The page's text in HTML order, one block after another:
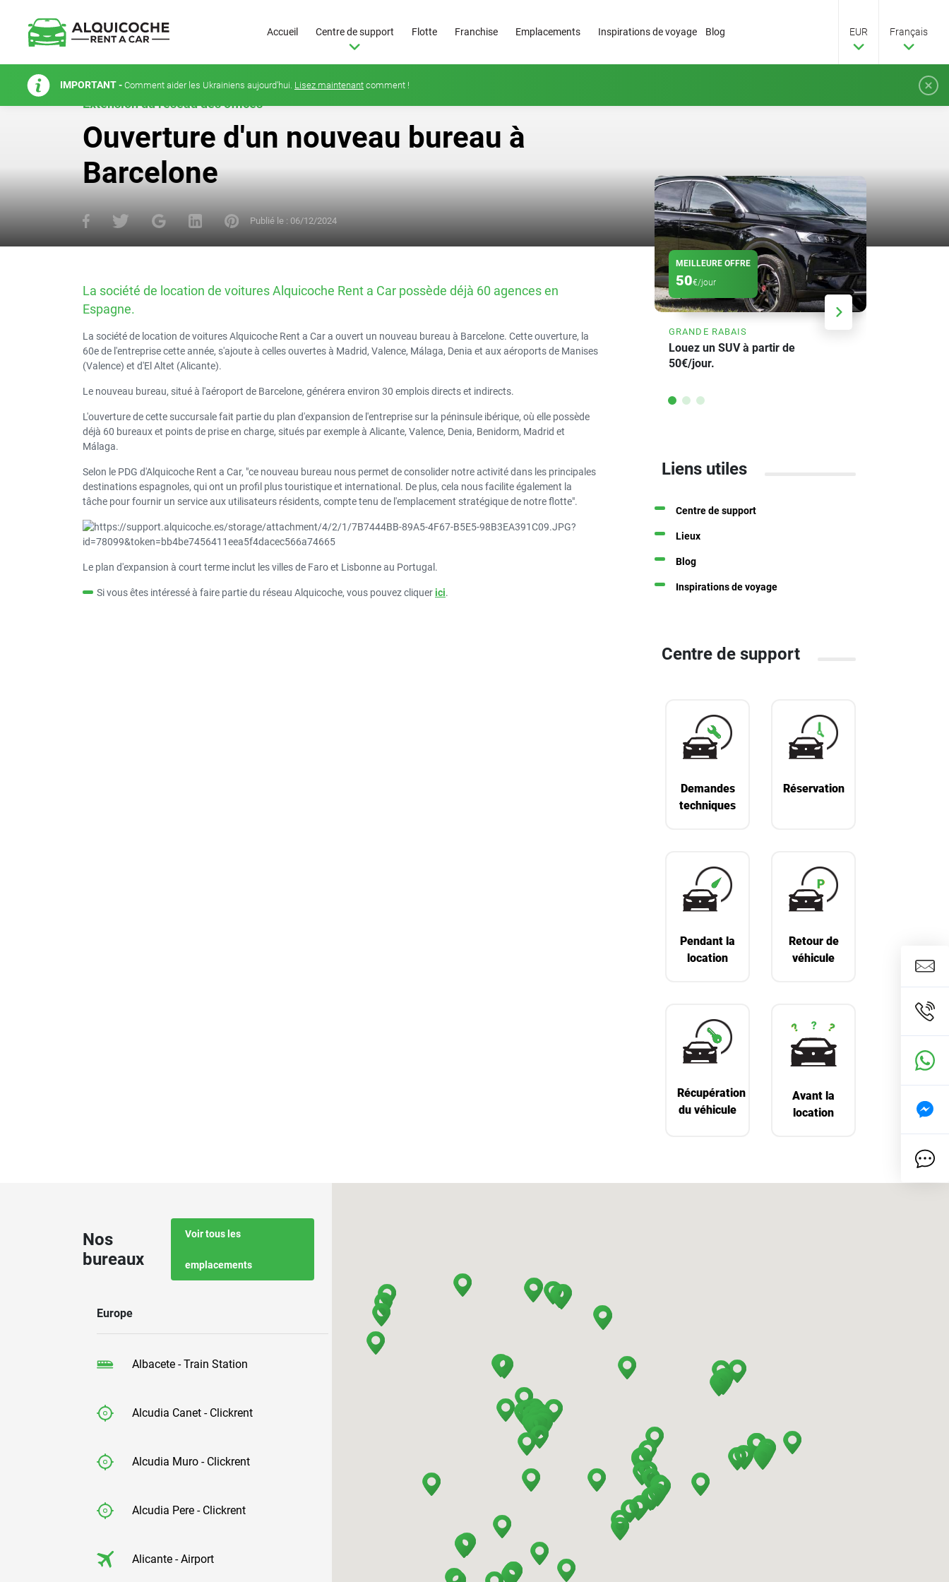
Accueil Centre de support Flotte Franchise Emplacements Inspirations de voyage Blog EUR Français
IMPORTANT - Comment aider les Ukrainiens aujourd'hui. Lisez maintenant comment !
Extension du réseau des offices
Ouverture d'un nouveau bureau à
Barcelone
Publié le : 06/12/2024
La société de location de voitures Alquicoche Rent a Car possède déjà 60 agences en
Espagne.
La société de location de voitures Alquicoche Rent a Car a ouvert un nouveau bureau à Barcelone. Cette ouverture, la
60e de l'entreprise cette année, s'ajoute à celles ouvertes à Madrid, Valence, Málaga, Denia et aux aéroports de Manises
(Valence) et d'El Altet (Alicante).
Le nouveau bureau, situé à l'aéroport de Barcelone, générera environ 30 emplois directs et indirects.
L'ouverture de cette succursale fait partie du plan d'expansion de l'entreprise sur la péninsule ibérique, où elle possède
déjà 60 bureaux et points de prise en charge, situés par exemple à Alicante, Valence, Denia, Benidorm, Madrid et
Málaga.
Selon le PDG d'Alquicoche Rent a Car, "ce nouveau bureau nous permet de consolider notre activité dans les principales
destinations espagnoles, qui ont un profil plus touristique et international. De plus, cela nous facilite également la
tâche pour fournir un service aux utilisateurs résidents, compte tenu de l'emplacement stratégique de notre flotte".
Le plan d'expansion à court terme inclut les villes de Faro et Lisbonne au Portugal.
Si vous êtes intéressé à faire partie du réseau Alquicoche, vous pouvez cliquerici.
RÉDUCTION POUR L'ÉTÉ
Les avantages de la
MEILLEURE OFFRE
50€/jour
GRANDE RABAIS
Louez un SUV à partir de
50€/jour.
Liens utiles
Centre de support
Lieux
Blog
Inspirations de voyage
Centre de support
Demandes
techniques
Réservation
Pendant la
location
Retour de
véhicule
Récupération
du véhicule
Avant la
location
Nos
bureaux
Voir tous les
emplacements
Europe
Albacete - Train Station
Alcudia Canet - Clickrent
Alcudia Muro - Clickrent
Alcudia Pere - Clickrent
Alicante - Airport